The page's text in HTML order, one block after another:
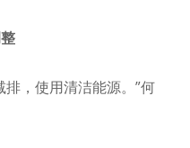
，使用清洁能源。”何